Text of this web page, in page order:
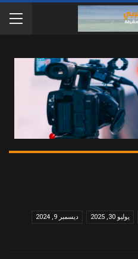
يوليو 30, 2025 ديسمبر 9, 2024